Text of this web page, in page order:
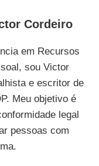
Cordeiro
em Recursos
sou Victor
e escritor de
Meu objetivo é
legal
pessoas com